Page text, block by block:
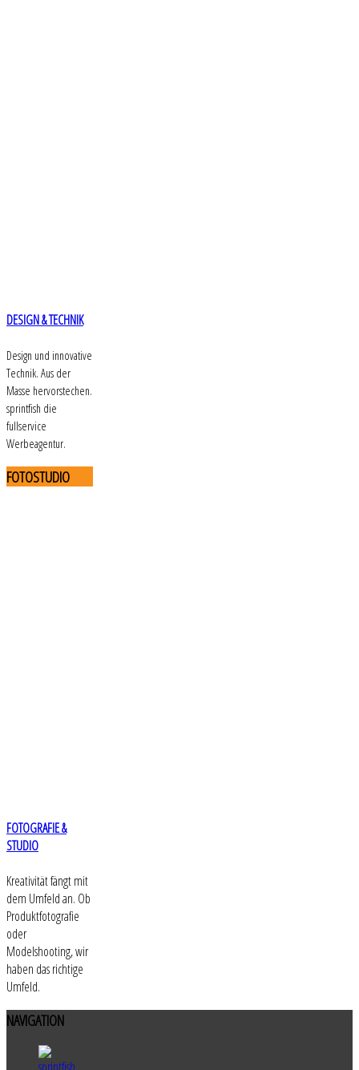
DESIGN & TECHNIK
Design und innovative
Technik. Aus der
Masse hervorstechen.
sprintfish die
fullservice
Werbeagentur.
FOTOSTUDIO
FOTOGRAFIE &
STUDIO
Kreativität fängt mit
dem Umfeld an. Ob
Produktfotografie
oder
Modelshooting, wir
haben das richtige
Umfeld.
NAVIGATION